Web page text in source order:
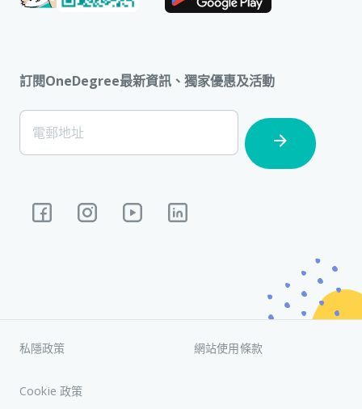
訂閱OneDegree最新資訊、獨家優惠及活動
[Footer]
Subscription
電郵地址
私隱政策 網站使用條款
Cookie 政策